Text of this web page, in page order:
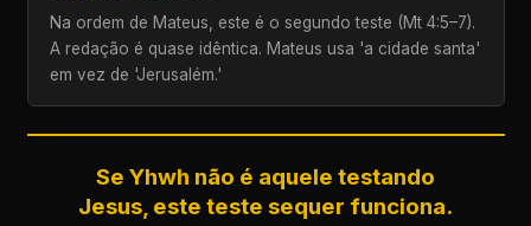
Na ordem de Mateus, este é o segundo teste (Mt 4:5–7).
A redação é quase idêntica. Mateus usa 'a cidade santa'
em vez de 'Jerusalém.'
Se Yhwh não é aquele testando
Jesus, este teste sequer funciona.